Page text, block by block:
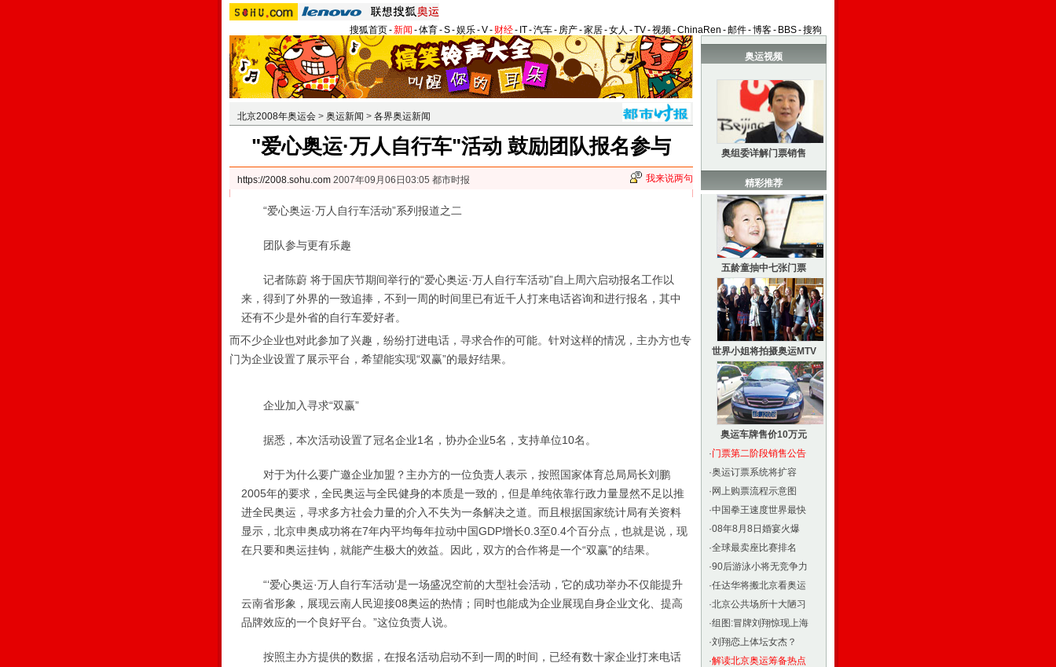
搜狐首页-新闻 -体育-S-娱乐-V- 财经- IT-汽车- 房产-家居-女人 -TV-视频-ChinaRen -邮件-博客- BBS-搜狗
北京2008年奥运会 > 奥运新闻 > 各界奥运新闻
"爱心奥运·万人自行车"活动 鼓励团队报名参与
https://2008.sohu.com 2007年09月06日03:05 都市时报 我来说两句
“爱心奥运·万人自行车活动”系列报道之二
团队参与更有乐趣
记者陈蔚 将于国庆节期间举行的“爱心奥运·万人自行车活动”自上周六启动报名工作以
来，得到了外界的一致追捧，不到一周的时间里已有近千人打来电话咨询和进行报名，其中
还有不少是外省的自行车爱好者。
而不少企业也对此参加了兴趣，纷纷打进电话，寻求合作的可能。针对这样的情况，主办方也专
门为企业设置了展示平台，希望能实现“双赢”的最好结果。
企业加入寻求“双赢”
据悉，本次活动设置了冠名企业1名，协办企业5名，支持单位10名。
对于为什么要广邀企业加盟？主办方的一位负责人表示，按照国家体育总局局长刘鹏
2005年的要求，全民奥运与全民健身的本质是一致的，但是单纯依靠行政力量显然不足以推
进全民奥运，寻求多方社会力量的介入不失为一条解决之道。而且根据国家统计局有关资料
显示，北京申奥成功将在7年内平均每年拉动中国GDP增长0.3至0.4个百分点，也就是说，现
在只要和奥运挂钩，就能产生极大的效益。因此，双方的合作将是一个“双赢”的结果。
“‘爱心奥运·万人自行车活动’是一场盛况空前的大型社会活动，它的成功举办不仅能提升
云南省形象，展现云南人民迎接08奥运的热情；同时也能成为企业展现自身企业文化、提高
品牌效应的一个良好平台。”这位负责人说。
按照主办方提供的数据，在报名活动启动不到一周的时间，已经有数十家企业打来电话
奥运视频
奥组委详解门票销售
精彩推荐
五龄童抽中七张门票
世界小姐将拍摄奥运MTV
奥运车牌售价10万元
·门票第二阶段销售公告
·奥运订票系统将扩容
· 网上购票流程示意图
·中国拳王速度世界最快
·08年8月8日婚宴火爆
·全球最卖座比赛排名
·90后游泳小将无竞争力
·任达华将搬北京看奥运
·北京公共场所十大陋习
·组图:冒牌刘翔惊现上海
·刘翔恋上体坛女杰？
·解读北京奥运筹备热点